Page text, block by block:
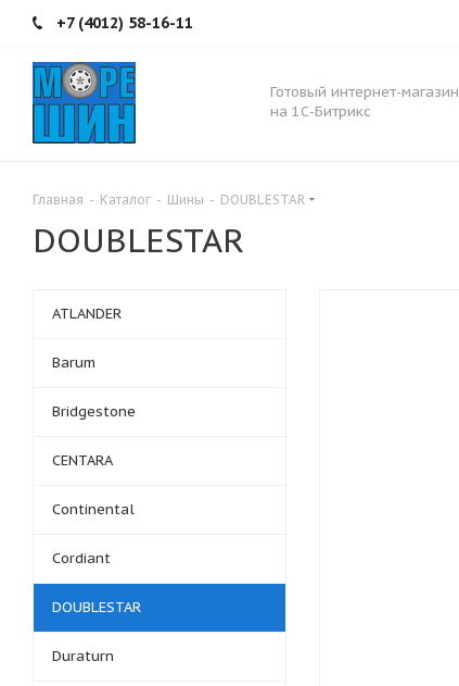
+7 (4012) 58-16-11
Готовый интернет-магазин
на 1С-Битрикс
Главная - Каталог - Шины - DOUBLESTAR
DOUBLESTAR
ATLANDER
Barum
Bridgestone
CENTARA
Continental
Cordiant
DOUBLESTAR
Duraturn